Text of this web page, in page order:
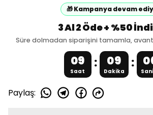
🎁 Kampanya devam
3 Al 2 Öde + %50
Süre dolmadan siparişini tamamla,
09
Saat
: 09
Dakika
:
Paylaş: